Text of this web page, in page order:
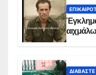
ΔΙΑΒΆΣΤΕ